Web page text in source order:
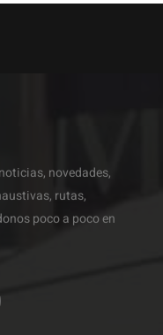
novedades,
rutas,
poco a poco en